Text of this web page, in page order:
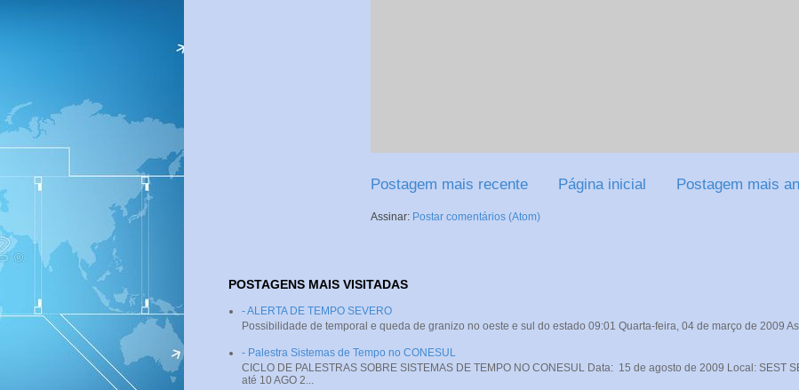
Postagem mais recente Postagem mais
Página inicial
Assinar: Postar comentários (Atom)
POSTAGENS MAIS VISITADAS
- ALERTA DE TEMPO SEVERO
Possibilidade de temporal e queda de granizo no oeste e sul do estado 09:01 Quarta-feira, 04 de março de 2009
- Palestra Sistemas de Tempo no CONESUL
CICLO DE PALESTRAS SOBRE SISTEMAS DE TEMPO NO CONESUL Data: 15 de agosto de 2009 Local: SEST
até 10 AGO 2...